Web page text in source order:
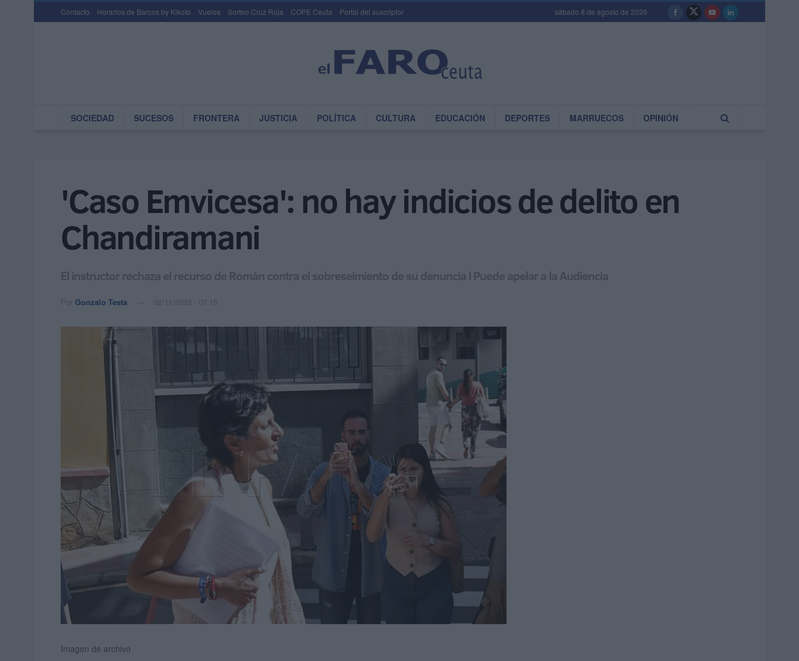
Contacto Horarios de Barcos by Kikoto Vuelos Sorteo Cruz Roja COPE Ceuta Portal del suscriptor sábado 8 de agosto de 2026
SOCIEDAD SUCESOS FRONTERA JUSTICIA POLÍTICA CULTURA EDUCACIÓN DEPORTES MARRUECOS OPINIÓN
'Caso Emvicesa': no hay indicios de delito en
Chandiramani
El instructor rechaza el recurso de Román contra el sobreseimiento de su denuncia l Puede apelar a la Audiencia
Por Gonzalo Testa 02/11/2023 - 07:15
Imagen de archivo